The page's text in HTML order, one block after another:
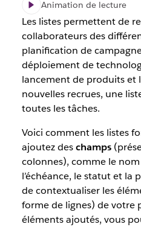
champs
et
vues.
Animation de lecture
Les listes permettent de
collaborateurs des
planification de
déploiement de
lancement de produits et
nouvelles recrues, une
toutes les tâches.
Voici comment les listes
ajoutez deschamps
colonnes), comme le
l’échéance, le statut et
de contextualiser les
forme de lignes) de votre
éléments ajoutés, vous